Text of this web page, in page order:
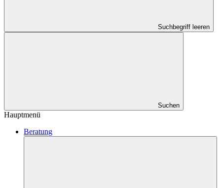
Suchbegriff leeren
Suchen
Hauptmenü
Beratung